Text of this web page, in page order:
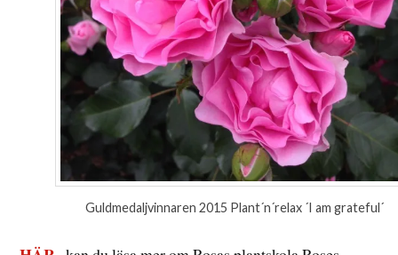
Guldmedaljvinnaren 2015 Plant´n´relax ´I am grateful´